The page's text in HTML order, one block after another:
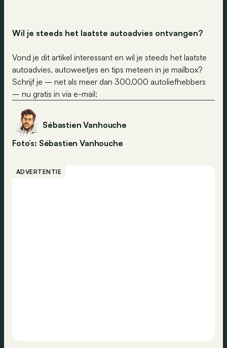
Wil je steeds het laatste autoadvies ontvangen?
Vond je dit artikel interessant en wil je steeds het laatste
autoadvies, autoweetjes en tips meteen in je mailbox?
Schrijf je – net als meer dan 300.000 autoliefhebbers
– nu gratis in via e-mail:
Sébastien Vanhouche
Foto’s: Sébastien Vanhouche
ADVERTENTIE